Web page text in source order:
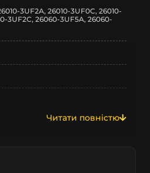
3UF2A, 26010-3UF0C, 26010-
3UF2C, 26060-3UF5A, 26060-
Читати повністю